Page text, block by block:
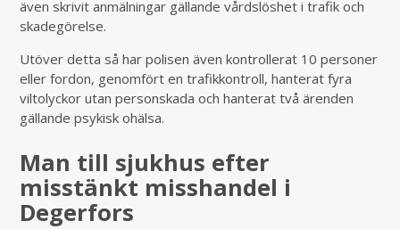
även skrivit anmälningar gällande vårdslöshet i trafik och
skadegörelse.
Utöver detta så har polisen även kontrollerat 10 personer
eller fordon, genomfört en trafikkontroll, hanterat fyra
viltolyckor utan personskada och hanterat två ärenden
gällande psykisk ohälsa.
Man till sjukhus efter
misstänkt misshandel i
Degerfors